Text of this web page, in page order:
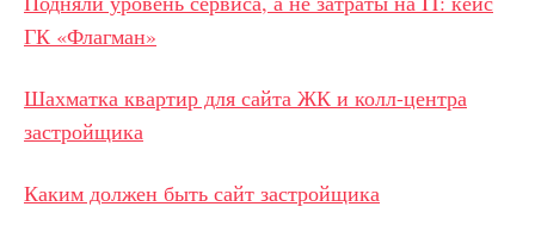
ГК «Флагман»
Шахматка квартир для сайта ЖК и колл-центра
застройщика
Каким должен быть сайт застройщика